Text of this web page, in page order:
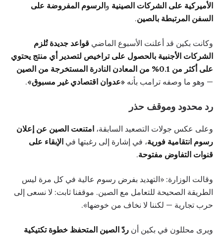
الأميركية على الشركات الصينية والرسوم المفروضة على
السفن المرتبطة بالصين.
وكانت بكين قد أعلنت الأسبوع الماضي قواعد جديدة تُلزم
الشركات الأجنبية بالحصول على تراخيص لتصدير أي منتج يحتوي
على أكثر من 0.1% من المعادن النادرة المستخرجة من الصين
— وهو ما وصفه ترامب بأنه «عدوان اقتصادي غير مسبوق».
رد محدود وموقف حذر
وعلى عكس جولات التصعيد السابقة، امتنعت الصين عن إعلان
رسوم انتقامية فورية، في إشارة إلى رغبتها في الإبقاء على
قنوات التفاوض مفتوحة.
وقالت الوزارة: «التهديد بفرض رسوم عالية في كل مرة ليس
الطريقة الصحيحة للتعامل مع الصين. موقفنا ثابت: لا نسعى إلى
حرب تجارية — لكننا لا نخاف من خوضها».
ويرى محللون في بكين أن ردّ الصين المتحفظ خطوة تكتيكية